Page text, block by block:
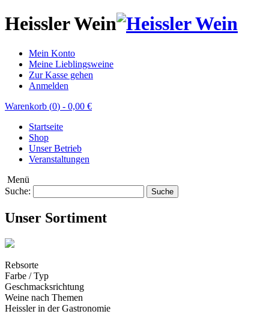
Heissler Wein
Mein Konto
Meine Lieblingsweine
Zur Kasse gehen
Anmelden
Warenkorb (0) - 0,00 €
Startseite
Shop
Unser Betrieb
Veranstaltungen
Menü
Suche:
Suche
Unser Sortiment
Rebsorte
Farbe / Typ
Geschmacksrichtung
Weine nach Themen
Heissler in der Gastronomie